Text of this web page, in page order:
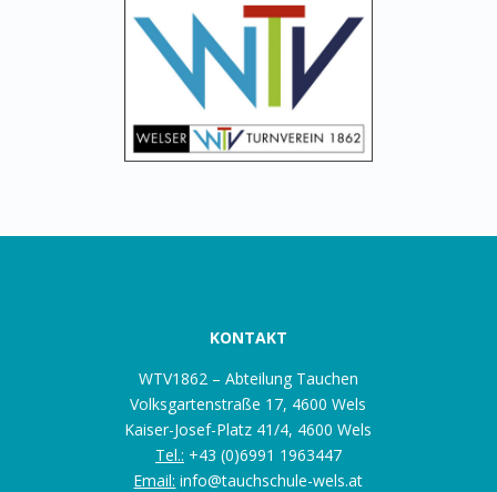
KONTAKT
WTV1862 – Abteilung Tauchen
Volksgartenstraße 17, 4600 Wels
Kaiser-Josef-Platz 41/4, 4600 Wels
Tel.: +43 (0)6991 1963447
Email: info@tauchschule-wels.at